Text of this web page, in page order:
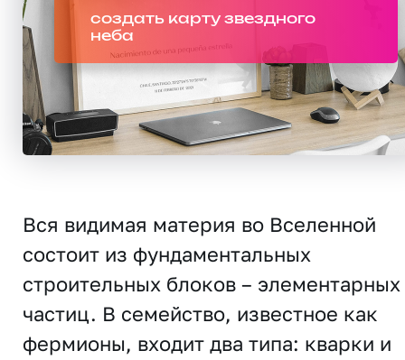
создать карту звездного
неба
Вся видимая материя во Вселенной
состоит из фундаментальных
строительных блоков – элементарных
частиц. В семейство, известное как
фермионы, входит два типа: кварки и